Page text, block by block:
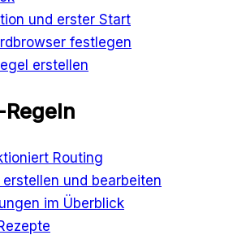
und erster Start
festlegen
erstellen
Routing
erstellen und bearbeiten
im Überblick